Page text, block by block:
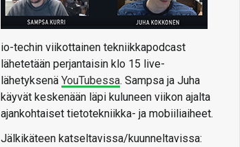
io-techin viikottainen tekniikkapodcast
lähetetään perjantaisin klo 15 live-
lähetyksenä YouTubessa. Sampsa ja Juha
käyvät keskenään läpi kuluneen viikon ajalta
ajankohtaiset tietotekniikka- ja mobiiliaiheet.
Jälkikäteen katseltavissa/kuunneltavissa: